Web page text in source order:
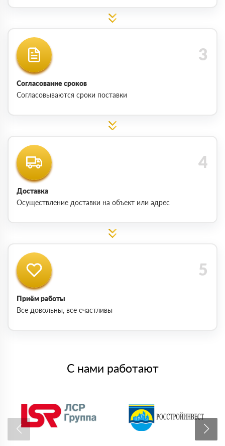
Согласование сроков
Согласовываются сроки поставки
Доставка
Осуществление доставки на объект или адрес
Приём работы
Все довольны, все счастливы
С нами работают